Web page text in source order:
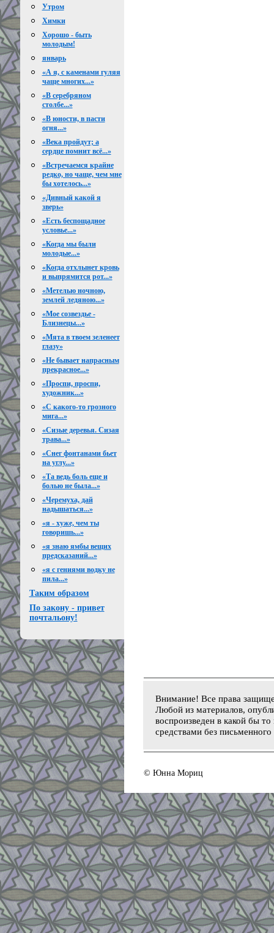
Утром
Химки
Хорошо - быть
молодым!
январь
«А я, с каменами гуляя
чаще многих...»
«В серебряном
столбе...»
«В юности, в пасти
огня...»
«Века пройдут; а
сердце помнит всё...»
«Встречаемся крайне
редко, но чаще, чем мне
бы хотелось...»
«Дивный какой я
зверь»
«Есть беспощадное
условье...»
«Когда мы были
молодые...»
«Когда отхлынет кровь
и выпрямится рот...»
«Метелью ночною,
землей ледяною...»
«Мое созвездье -
Близнецы...»
«Мята в твоем зеленеет
глазу»
«Не бывает напрасным
прекрасное...»
«Проспи, проспи,
художник...»
«С какого-то грозного
мига...»
«Сизые деревья. Сизая
трава...»
«Снег фонтанами бьет
на углу...»
«Та ведь боль еще и
болью не была...»
«Черемуха, дай
надышаться...»
«я - хуже, чем ты
говоришь...»
«я знаю ямбы вещих
предсказаний...»
«я с гениями водку не
пила...»
Таким образом
По закону - привет
почтальону!
Внимание! Все права
Любой из материалов,
воспроизведен в какой бы
средствами без
© Юнна Мориц